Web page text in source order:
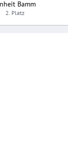
Bamm
2. Platz